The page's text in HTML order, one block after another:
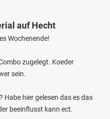
auf Hecht
Wochenende!
zugelegt. Koeder
sein.
Habe hier gelesen das es das
beeinflusst kann ect.